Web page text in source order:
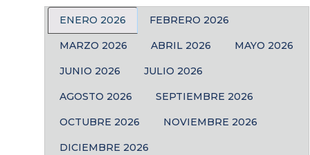
ENERO 2026 FEBRERO 2026
MARZO 2026 ABRIL 2026 MAYO 2026
JUNIO 2026 JULIO 2026
AGOSTO 2026 SEPTIEMBRE 2026
OCTUBRE 2026 NOVIEMBRE 2026
DICIEMBRE 2026